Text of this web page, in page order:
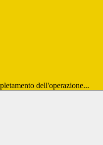
dell'operazione...